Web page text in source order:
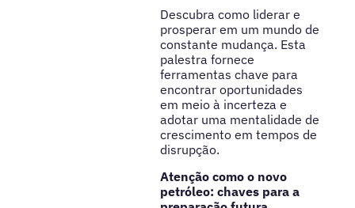
Descubra como liderar e
prosperar em um mundo de
constante mudança. Esta
palestra fornece
ferramentas chave para
encontrar oportunidades
em meio à incerteza e
adotar uma mentalidade de
crescimento em tempos de
disrupção.
Atenção como o novo
petróleo: chaves para a